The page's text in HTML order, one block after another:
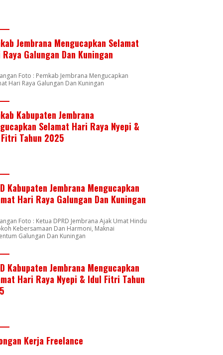
Jembrana Mengucapkan Selamat
Galungan Dan Kuningan
Foto : Pemkab Jembrana Mengucapkan
Hari Raya Galungan Dan Kuningan
Kabupaten Jembrana
Selamat Hari Raya Nyepi &
Tahun 2025
Kabupaten Jembrana Mengucapkan
Hari Raya Galungan Dan Kuningan
Foto : Ketua DPRD Jembrana Ajak Umat Hindu
Kebersamaan Dan Harmoni, Maknai
Galungan Dan Kuningan
Kabupaten Jembrana Mengucapkan
Hari Raya Nyepi & Idul Fitri Tahun
Kerja Freelance